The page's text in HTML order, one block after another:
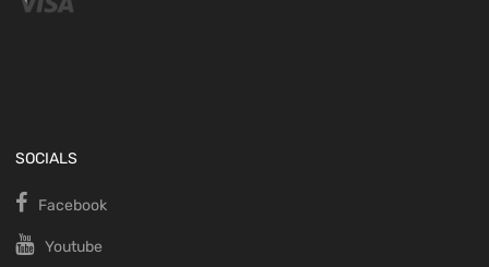
SOCIALS
Facebook
Youtube